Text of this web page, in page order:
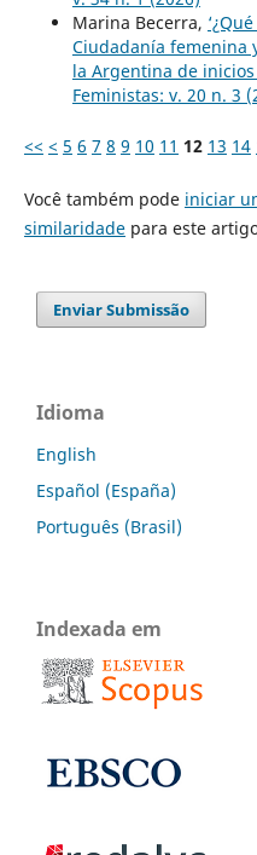
Marina Becerra,
Ciudadanía femenina
la Argentina de
Feministas: v. 20 n. 3
<< < 5 6 7 8 9 10 11 12 13 14
Você também pode iniciar
similaridadepara este
Enviar Submissão
Idioma
English
Español (España)
Português (Brasil)
Indexada em